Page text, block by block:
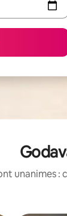
unanimes